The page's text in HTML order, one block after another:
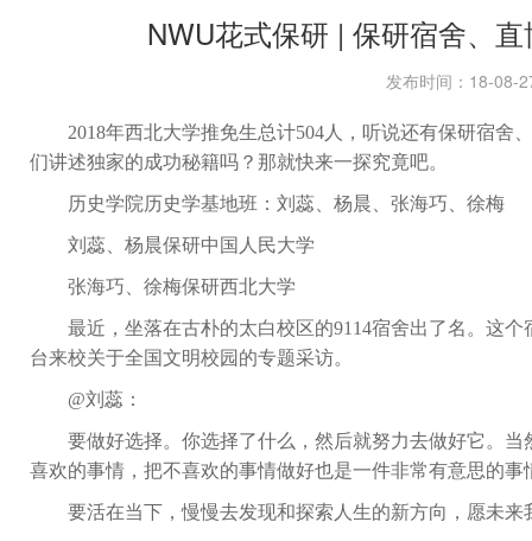
NWU花式保研 | 保研宿舍、
发布时间：18-
2018年西北大学推免生总计504 人
，听说还有保研宿舍
们讲述独家的成功秘籍吗？ 那就快来一探究竟吧。
历史学院历史学基地班：刘蕊、杨晨、张海巧、徐梅
刘蕊、杨晨保研中国人民大学
张海巧、徐梅保研西北大学
最近，坐落在古朴的太白校区的9114宿舍出了名。这个
台来校关于全国文明校园的专题采访。
@刘蕊：
要做好选择。你选择了什么，然后就努力去做好它。
喜欢的事情，把不喜欢的事情做好也是一件非常有意思的事
要活在当下，慢慢去发现和探索人生的新方向，愿未来